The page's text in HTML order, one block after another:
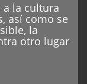
a la cultura
así como se
la
otro lugar